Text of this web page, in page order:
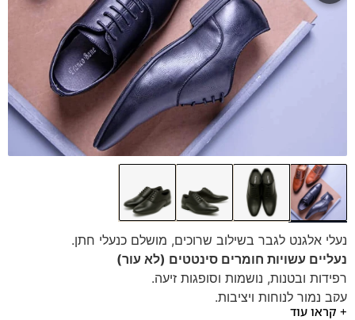
נעלי אלגנט לגבר בשילוב שרוכים, מושלם כנעלי חתן.
נעליים עשויות חומרים סינטטים (לא עור)
רפידות ובטנות, נושמות וסופגות זיעה.
עקב נמוך לנוחות ויציבות.
+ קראו עוד